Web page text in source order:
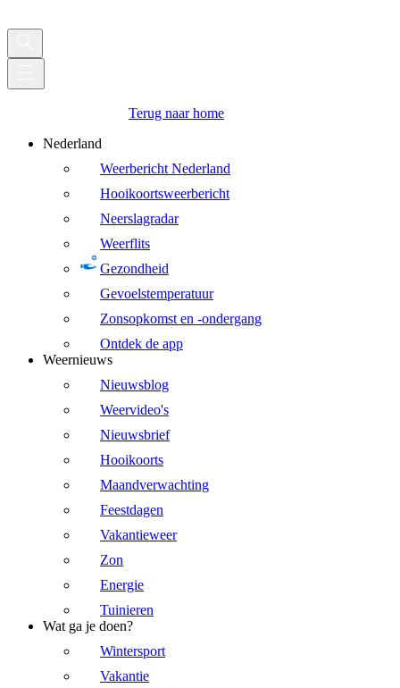
Terug naar home
Nederland
Weerbericht Nederland
Hooikoortsweerbericht
Neerslagradar
Weerflits
Gezondheid
Gevoelstemperatuur
Zonsopkomst en -ondergang
Ontdek de app
Weernieuws
Nieuwsblog
Weervideo's
Nieuwsbrief
Hooikoorts
Maandverwachting
Feestdagen
Vakantieweer
Zon
Energie
Tuinieren
Wat ga je doen?
Wintersport
Vakantie